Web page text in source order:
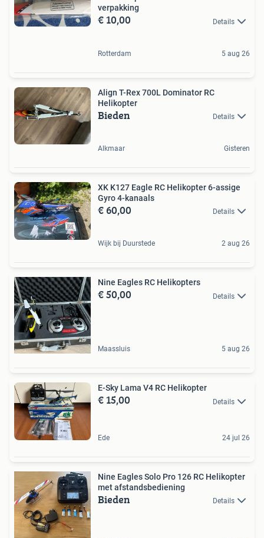
verpakking
€ 10,00 Details
Rotterdam 5 aug 26
Align T-Rex 700L Dominator RC
Helikopter
Bieden Details
Alkmaar Gisteren
XK K127 Eagle RC Helikopter 6-assige
Gyro 4-kanaals
€ 60,00 Details
Wijk bij Duurstede 2 aug 26
Nine Eagles RC Helikopters
€ 50,00 Details
Maassluis 5 aug 26
E-Sky Lama V4 RC Helikopter
€ 15,00 Details
Ede 24 jul 26
Nine Eagles Solo Pro 126 RC Helikopter
met afstandsbediening
Bieden Details